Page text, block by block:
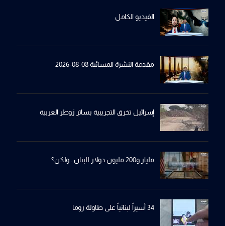
الفيديو الكامل
مقدمة النشرة المسائية 08-08-2026
إسرائيل تخرِق التجريبية بساترِ زوطر الغربية
مليار و200 مليون دولار للبنان.. ولكن؟
34 أسيراً لبنانياً على طاولة روما